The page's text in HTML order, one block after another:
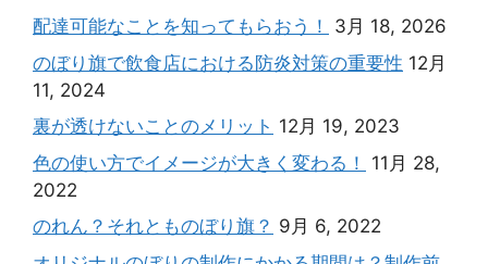
配達可能なことを知ってもらおう！
3月 18, 2026
のぼり旗で飲食店における防炎対策の重要性 12月
11, 2024
裏が透けないことのメリット 12月 19, 2023
色の使い方でイメージが大きく変わる！
11月 28,
2022
のれん？それとものぼり旗？ 9月 6, 2022